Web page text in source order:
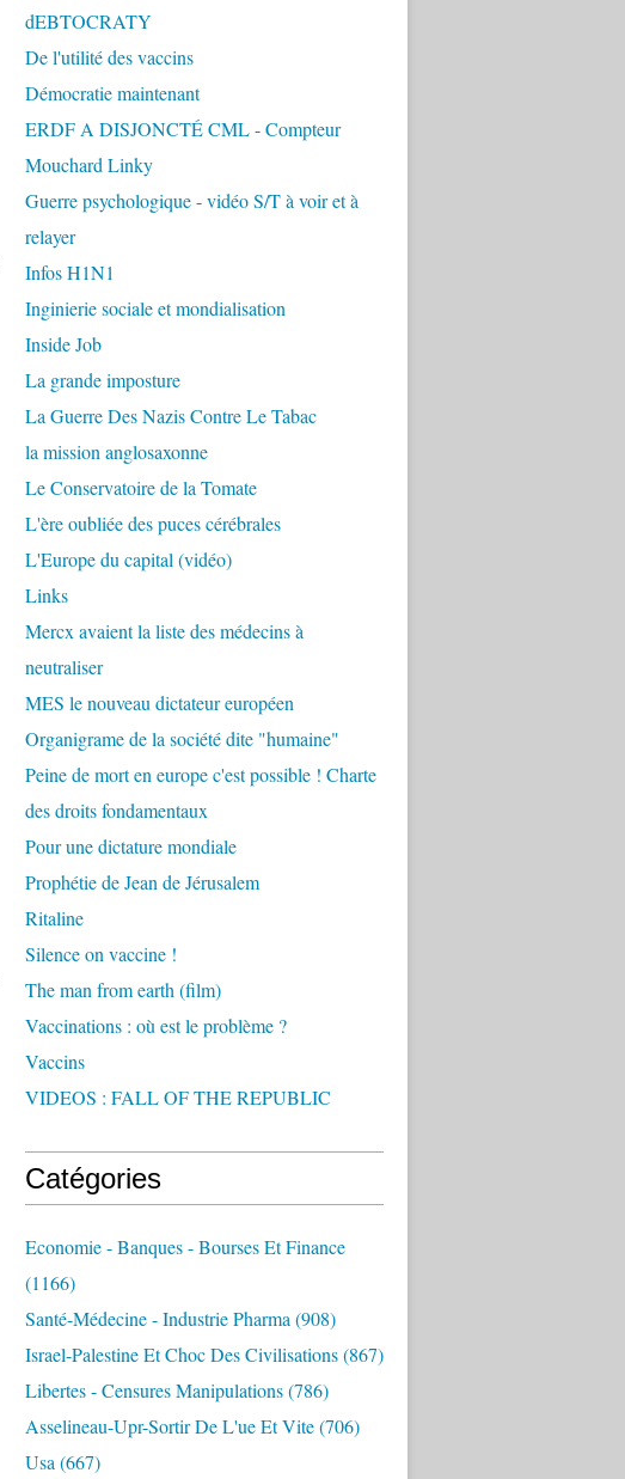
dEBTOCRATY
De l'utilité des vaccins
Démocratie maintenant
ERDF A DISJONCTÉ CML - Compteur
Mouchard Linky
Guerre psychologique - vidéo S/T à voir et à
relayer
Infos H1N1
Inginierie sociale et mondialisation
Inside Job
La grande imposture
La Guerre Des Nazis Contre Le Tabac
la mission anglosaxonne
Le Conservatoire de la Tomate
L'ère oubliée des puces cérébrales
L'Europe du capital (vidéo)
Links
Mercx avaient la liste des médecins à
neutraliser
MES le nouveau dictateur européen
Organigrame de la société dite "humaine"
Peine de mort en europe c'est possible ! Charte
des droits fondamentaux
Pour une dictature mondiale
Prophétie de Jean de Jérusalem
Ritaline
Silence on vaccine !
The man from earth (film)
Vaccinations : où est le problème ?
Vaccins
VIDEOS : FALL OF THE REPUBLIC
Catégories
Economie - Banques - Bourses Et Finance
(1166)
Santé-Médecine - Industrie Pharma (908)
Israel-Palestine Et Choc Des Civilisations(867)
Libertes - Censures Manipulations(786)
Asselineau-Upr-Sortir De L'ue Et Vite(706)
Usa (667)